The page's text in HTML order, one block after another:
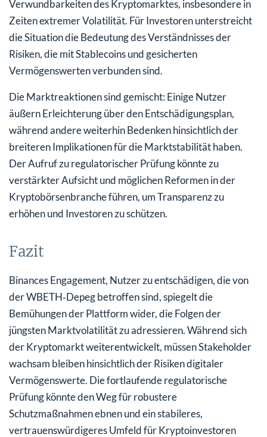
Verwundbarkeiten des Kryptomarktes, insbesondere in
Zeiten extremer Volatilität. Für Investoren unterstreicht
die Situation die Bedeutung des Verständnisses der
Risiken, die mit Stablecoins und gesicherten
Vermögenswerten verbunden sind.
Die Marktreaktionen sind gemischt: Einige Nutzer
äußern Erleichterung über den Entschädigungsplan,
während andere weiterhin Bedenken hinsichtlich der
breiteren Implikationen für die Marktstabilität haben.
Der Aufruf zu regulatorischer Prüfung könnte zu
verstärkter Aufsicht und möglichen Reformen in der
Kryptobörsenbranche führen, um Transparenz zu
erhöhen und Investoren zu schützen.
Fazit
Binances Engagement, Nutzer zu entschädigen, die von
der WBETH‑Depeg betroffen sind, spiegelt die
Bemühungen der Plattform wider, die Folgen der
jüngsten Marktvolatilität zu adressieren. Während sich
der Kryptomarkt weiterentwickelt, müssen Stakeholder
wachsam bleiben hinsichtlich der Risiken digitaler
Vermögenswerte. Die fortlaufende regulatorische
Prüfung könnte den Weg für robustere
Schutzmaßnahmen ebnen und ein stabileres,
vertrauenswürdigeres Umfeld für Kryptoinvestoren